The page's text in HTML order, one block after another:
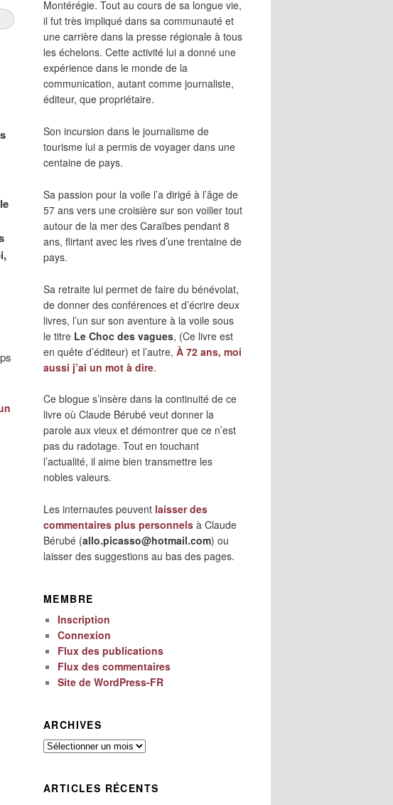
Montérégie. Tout au cours de sa longue vie,
il fut très impliqué dans sa communauté et
une carrière dans la presse régionale à tous
les échelons. Cette activité lui a donné une
expérience dans le monde de la
communication, autant comme journaliste,
éditeur, que propriétaire.
Son incursion dans le journalisme de
tourisme lui a permis de voyager dans une
centaine de pays.
Sa passion pour la voile l’a dirigé à l’âge de
57 ans vers une croisière sur son voilier tout
autour de la mer des Caraïbes pendant 8
ans, flirtant avec les rives d’une trentaine de
pays.
Sa retraite lui permet de faire du bénévolat,
de donner des conférences et d’écrire deux
livres, l’un sur son aventure à la voile sous
le titre Le Choc des vagues, (Ce livre est
en quête d’éditeur) et l’autre, À 72 ans, moi
aussi j’ai un mot à dire.
Ce blogue s’insère dans la continuité de ce
livre où Claude Bérubé veut donner la
parole aux vieux et démontrer que ce n’est
pas du radotage. Tout en touchant
l’actualité, il aime bien transmettre les
nobles valeurs.
Les internautes peuvent laisser des
commentaires plus personnels à Claude
Bérubé (allo.picasso@hotmail.com) ou
laisser des suggestions au bas des pages.
MEMBRE
Inscription
Connexion
Flux des publications
Flux des commentaires
Site de WordPress-FR
ARCHIVES
Archives
ARTICLES RÉCENTS